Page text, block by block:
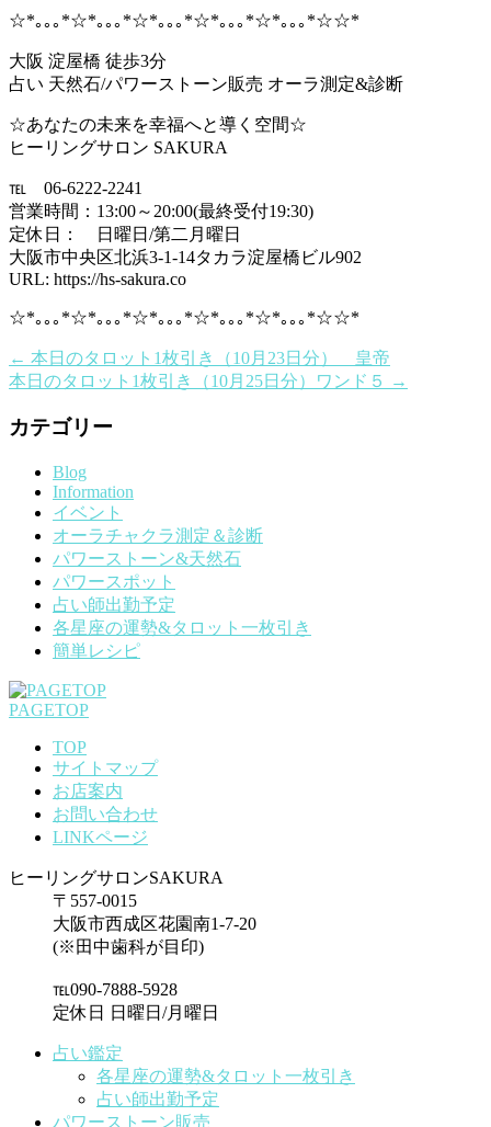
☆*｡｡｡*☆*｡｡｡*☆*｡｡｡*☆*｡｡｡*☆*｡｡｡*☆☆*
大阪 淀屋橋 徒歩3分
占い 天然石/パワーストーン販売 オーラ測定&診断
☆あなたの未来を幸福へと導く空間☆
ヒーリングサロン SAKURA
℡ 06-6222-2241
営業時間：13:00～20:00(最終受付19:30)
定休日： 日曜日/第二月曜日
大阪市中央区北浜3-1-14タカラ淀屋橋ビル902
URL: https://hs-sakura.co
☆*｡｡｡*☆*｡｡｡*☆*｡｡｡*☆*｡｡｡*☆*｡｡｡*☆☆*
← 本日のタロット1枚引き（10月23日分） 皇帝
本日のタロット1枚引き（10月25日分）ワンド５
→
カテゴリー
Blog
Information
イベント
オーラチャクラ測定＆診断
パワーストーン&天然石
パワースポット
占い師出勤予定
各星座の運勢&タロット一枚引き
簡単レシピ
PAGETOP
TOP
サイトマップ
お店案内
お問い合わせ
LINKページ
ヒーリングサロンSAKURA
〒557-0015
大阪市西成区花園南1-7-20
(※田中歯科が目印)
℡090-7888-5928
定休日 日曜日/月曜日
占い鑑定
各星座の運勢&タロット一枚引き
占い師出勤予定
パワーストーン販売